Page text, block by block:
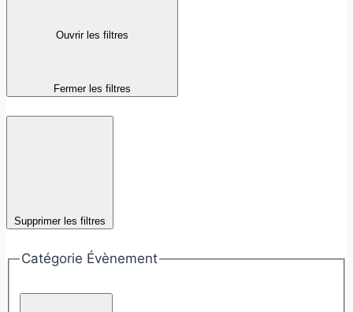
Ouvrir les filtres
Fermer les filtres
Supprimer les filtres
Catégorie Évènement